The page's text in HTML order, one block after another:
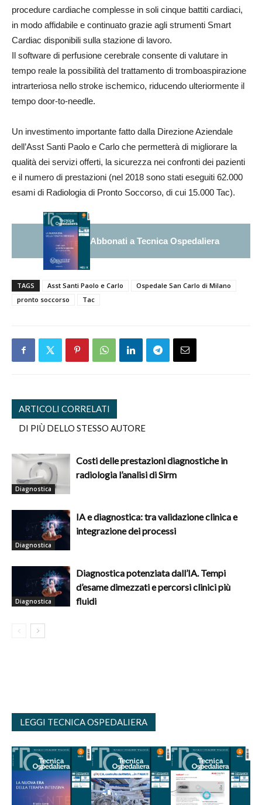
procedure cardiache complesse in soli cinque battiti cardiaci,
in modo affidabile e continuato grazie agli strumenti Smart
Cardiac disponibili sulla stazione di lavoro.
Il software di perfusione cerebrale consente di valutare in
tempo reale la possibilità del trattamento di tromboaspirazione
intrarteriosa nello stroke ischemico, riducendo ulteriormente il
tempo door-to-needle.
Un investimento importante fatto dalla Direzione Aziendale
dell’Asst Santi Paolo e Carlo che permetterà di migliorare la
qualità dei servizi offerti, la sicurezza nei confronti dei pazienti
e il numero di prestazioni (nel 2018 sono stati eseguiti 62.000
esami di Radiologia di Pronto Soccorso, di cui 15.000 Tac).
Abbonati a Tecnica Ospedaliera
TAGS Asst Santi Paolo e Carlo
Ospedale San Carlo di Milano
pronto soccorso
Tac
ARTICOLI CORRELATI
DI PIÙ DELLO STESSO AUTORE
Diagnostica
Costi delle prestazioni diagnostiche in
radiologia l’analisi di Sirm
Diagnostica
IA e diagnostica: tra validazione clinica e
integrazione dei processi
Diagnostica
Diagnostica potenziata dall’IA. Tempi
d’esame dimezzati e percorsi clinici più
fluidi
LEGGI TECNICA OSPEDALIERA